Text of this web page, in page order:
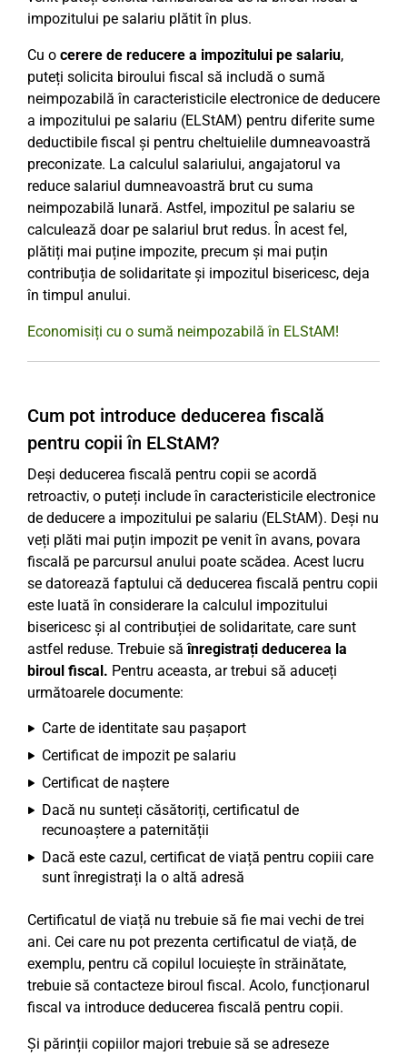
impozitului pe salariu plătit în plus.
Cu o cerere de reducere a impozitului pe salariu,
puteți solicita biroului fiscal să includă o sumă
neimpozabilă în caracteristicile electronice de deducere
a impozitului pe salariu (ELStAM) pentru diferite sume
deductibile fiscal și pentru cheltuielile dumneavoastră
preconizate. La calculul salariului, angajatorul va
reduce salariul dumneavoastră brut cu suma
neimpozabilă lunară. Astfel, impozitul pe salariu se
calculează doar pe salariul brut redus. În acest fel,
plătiți mai puține impozite, precum și mai puțin
contribuția de solidaritate și impozitul bisericesc, deja
în timpul anului.
Economisiți cu o sumă neimpozabilă în ELStAM!
Cum pot introduce deducerea fiscală
pentru copii în ELStAM?
Deși deducerea fiscală pentru copii se acordă
retroactiv, o puteți include în caracteristicile electronice
de deducere a impozitului pe salariu (ELStAM). Deși nu
veți plăti mai puțin impozit pe venit în avans, povara
fiscală pe parcursul anului poate scădea. Acest lucru
se datorează faptului că deducerea fiscală pentru copii
este luată în considerare la calculul impozitului
bisericesc și al contribuției de solidaritate, care sunt
astfel reduse. Trebuie săînregistrați deducerea la
biroul fiscal. Pentru aceasta, ar trebui să aduceți
următoarele documente:
Carte de identitate sau pașaport
Certificat de impozit pe salariu
Certificat de naștere
Dacă nu sunteți căsătoriți, certificatul de
recunoaștere a paternității
Dacă este cazul, certificat de viață pentru copiii care
sunt înregistrați la o altă adresă
Certificatul de viață nu trebuie să fie mai vechi de trei
ani. Cei care nu pot prezenta certificatul de viață, de
exemplu, pentru că copilul locuiește în străinătate,
trebuie să contacteze biroul fiscal. Acolo, funcționarul
fiscal va introduce deducerea fiscală pentru copii.
Și părinții copiilor majori trebuie să se adreseze